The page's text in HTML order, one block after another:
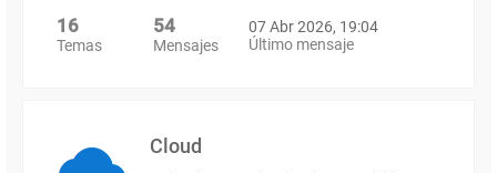
16
Temas
54
Mensajes
07 Abr 2026, 19:04
Último mensaje
Cloud